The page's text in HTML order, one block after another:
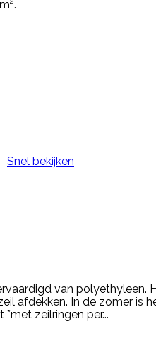
Snel bekijken
van polyethyleen.
afdekken. In de zomer is
zeilringen per...